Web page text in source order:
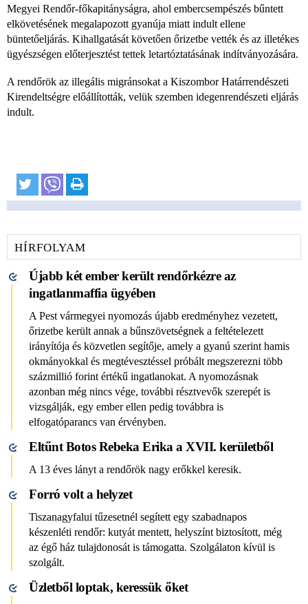
Megyei Rendőr-főkapitányságra, ahol embercsempészés bűntett
elkövetésének megalapozott gyanúja miatt indult ellene
büntetőeljárás. Kihallgatását követően őrizetbe vették és az illetékes
ügyészségen előterjesztést tettek letartóztatásának indítványozására.
A rendőrök az illegális migránsokat a Kiszombor Határrendészeti
Kirendeltségre előállították, velük szemben idegenrendészeti eljárás
indult.
HÍRFOLYAM
Újabb két ember került rendőrkézre az
ingatlanmaffia ügyében
A Pest vármegyei nyomozás újabb eredményhez vezetett,
őrizetbe került annak a bűnszövetségnek a feltételezett
irányítója és közvetlen segítője, amely a gyanú szerint hamis
okmányokkal és megtévesztéssel próbált megszerezni több
százmillió forint értékű ingatlanokat. A nyomozásnak
azonban még nincs vége, további résztvevők szerepét is
vizsgálják, egy ember ellen pedig továbbra is
elfogatóparancs van érvényben.
Eltűnt Botos Rebeka Erika a XVII. kerületből
A 13 éves lányt a rendőrök nagy erőkkel keresik.
​​​​​​​Forró volt a helyzet
Tiszanagyfalui tűzesetnél segített egy szabadnapos
készenléti rendőr: kutyát mentett, helyszínt biztosított, még
az égő ház tulajdonosát is támogatta. Szolgálaton kívül is
szolgált.
Üzletből loptak, keressük őket